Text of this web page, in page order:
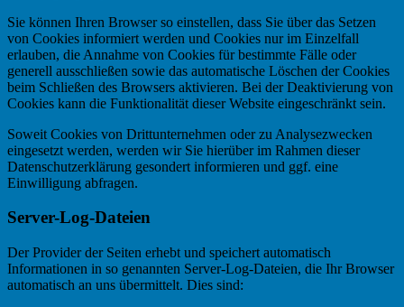
Sie können Ihren Browser so einstellen, dass Sie über das Setzen
von Cookies informiert werden und Cookies nur im Einzelfall
erlauben, die Annahme von Cookies für bestimmte Fälle oder
generell ausschließen sowie das automatische Löschen der Cookies
beim Schließen des Browsers aktivieren. Bei der Deaktivierung von
Cookies kann die Funktionalität dieser Website eingeschränkt sein.
Soweit Cookies von Drittunternehmen oder zu Analysezwecken
eingesetzt werden, werden wir Sie hierüber im Rahmen dieser
Datenschutzerklärung gesondert informieren und ggf. eine
Einwilligung abfragen.
Server-Log-Dateien
Der Provider der Seiten erhebt und speichert automatisch
Informationen in so genannten Server-Log-Dateien, die Ihr Browser
automatisch an uns übermittelt. Dies sind: